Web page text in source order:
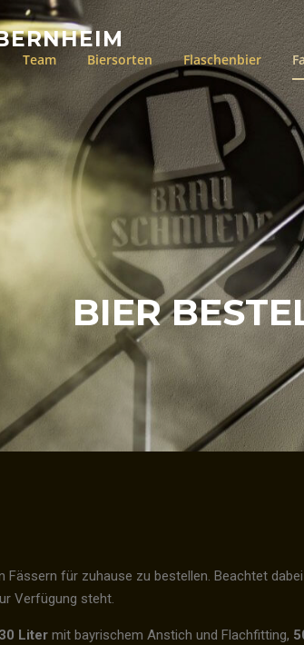
Team Biersorten Flaschenbier
BIER
Fässern für zuhause zu bestellen. Beachtet
Verfügung steht.
Liter mit bayrischem Anstich und Flachfitting,